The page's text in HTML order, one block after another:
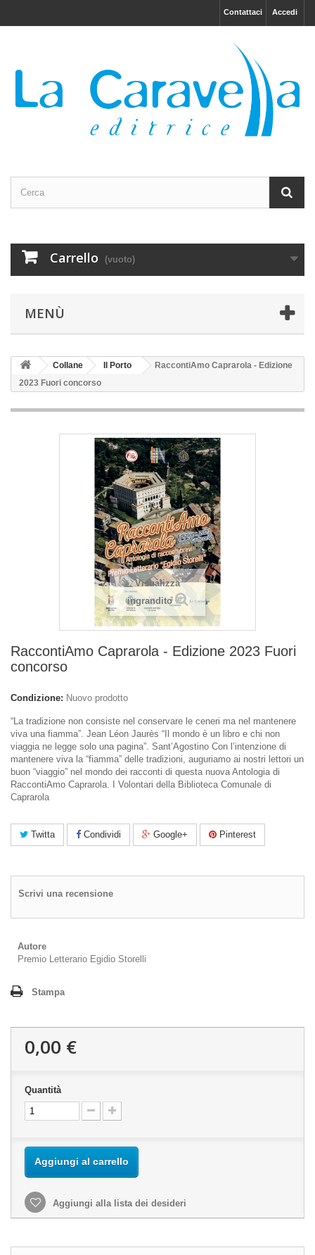
Accedi
Contattaci
Carrello (vuoto)
MENÙ
Collane Il Porto
RaccontiAmo Caprarola - Edizione
2023 Fuori concorso
Visualizza
ingrandito
RaccontiAmo Caprarola - Edizione 2023 Fuori
concorso
Condizione: Nuovo prodotto
“La tradizione non consiste nel conservare le ceneri ma nel mantenere
viva una fiamma”. Jean Léon Jaurès “Il mondo è un libro e chi non
viaggia ne legge solo una pagina”. Sant’Agostino Con l’intenzione di
mantenere viva la “fiamma” delle tradizioni, auguriamo ai nostri lettori un
buon “viaggio” nel mondo dei racconti di questa nuova Antologia di
RaccontiAmo Caprarola. I Volontari della Biblioteca Comunale di
Caprarola
Twitta Condividi Google+ Pinterest
Scrivi una recensione
Autore
Premio Letterario Egidio Storelli
Stampa
0,00 €
Quantità
Aggiungi al carrello
Aggiungi alla lista dei desideri